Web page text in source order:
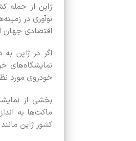
ژاپن از جمله
نوآوری در
اقتصادی جهان
اگر در ژاپن
نمایشگاه‌های
خودروی مورد
بخشی از
ماکت‌ها به
کشور ژاپن